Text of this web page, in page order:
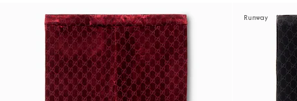
Runway